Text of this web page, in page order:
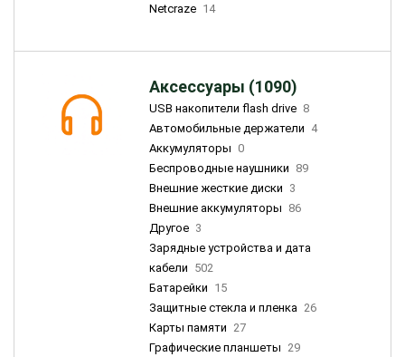
Netcraze 14
Аксессуары (1090)
USB накопители flash drive 8
Автомобильные держатели 4
Аккумуляторы 0
Беспроводные наушники 89
Внешние жесткие диски 3
Внешние аккумуляторы 86
Другое 3
Зарядные устройства и дата
кабели 502
Батарейки 15
Защитные стекла и пленка 26
Карты памяти 27
Графические планшеты 29